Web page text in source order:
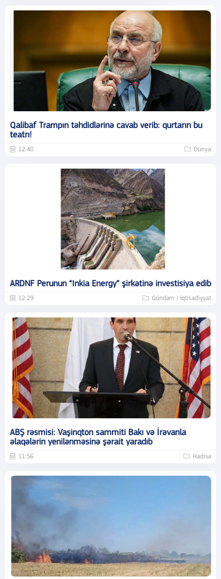
Qalibaf Trampın təhdidlərinə cavab verib: qurtarın bu
teatrı!
12:40 Dünya
ARDNF Perunun “Inkia Energy” şirkətinə investisiya edib
12:29 Gündəm / İqtisadiyyat
ABŞ rəsmisi: Vaşinqton sammiti Bakı və İrəvanla
əlaqələrin yenilənməsinə şərait yaradıb
11:56 Hadisə